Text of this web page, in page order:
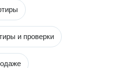
и проверки